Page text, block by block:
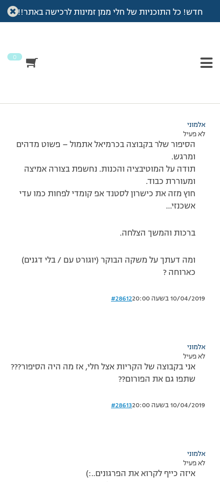
חדש! כל התוכניות של חלי ממן זמינות לרכישה באתר!!
0
עמוד הבית >דיונים>פורום >איה – סיפור הצלחה
מוצגות 3 תגובות – 1 עד 3 (מתוך 3 סה״כ)
אלמוני
לא פעיל
הסיפור שלר בקבוצה בכרמיאל אתמול – פשוט מדהים
ומרגש.
תודה על המוטיבציה והכנות. נחשפת בצורה אמיצה
ומעוררת כבוד.
חוץ מזה את כישרון לסטנד אפ קומדי לפחות כמו עדי
אשכנזי…
ברכות והמשך הצלחה.
ומה דעתך על משקה הבוקר (יוגורט עם / בלי דגנים)
כארוחה ?
10/04/2019 בשעה 20:00 #28612
אלמוני
לא פעיל
אני בקבוצה של הקריות אצל חלי, אז מה היה הסיפור???
שתפו גם את הפורום??
10/04/2019 בשעה 20:00 #28613
אלמוני
לא פעיל
איזה כייף לקרוא את הפרגונים..:)